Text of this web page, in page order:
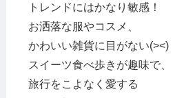
トレンドにはかなり敏感！
お洒落な服やコスメ、
かわいい雑貨に目がない(><)
スイーツ食べ歩きが趣味で、
旅行をこよなく愛する